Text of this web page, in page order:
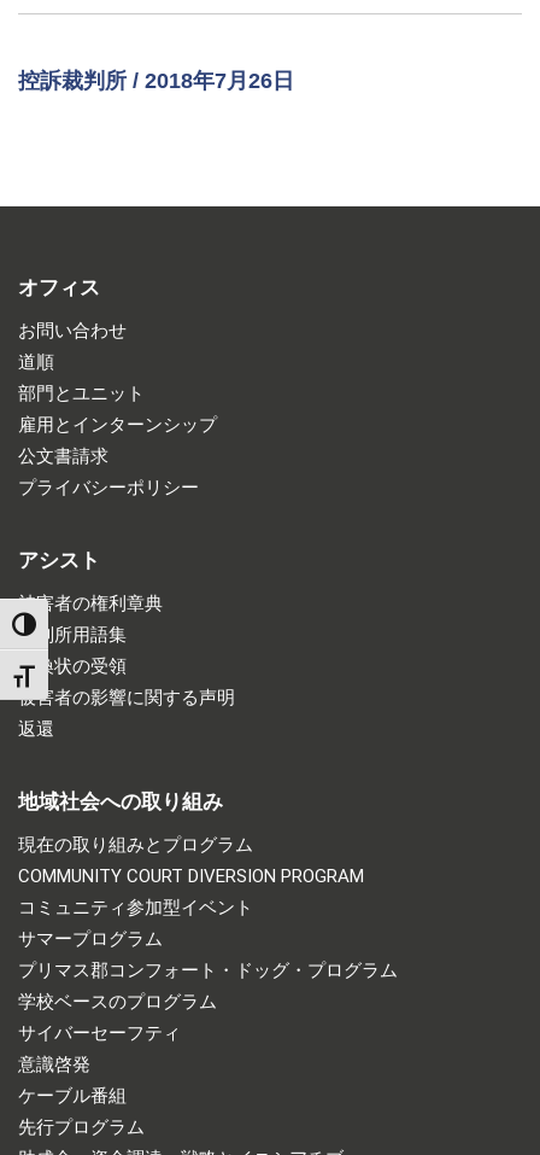
TOGGLE HIGH CONTRAST
TOGGLE FONT SIZE
控訴裁判所 / 2018年7月26日
オフィス
お問い合わせ
道順
部門とユニット
雇用とインターンシップ
公文書請求
プライバシーポリシー
アシスト
被害者の権利章典
裁判所用語集
召喚状の受領
被害者の影響に関する声明
返還
地域社会への取り組み
現在の取り組みとプログラム
COMMUNITY COURT DIVERSION PROGRAM
コミュニティ参加型イベント
サマープログラム
プリマス郡コンフォート・ドッグ・プログラム
学校ベースのプログラム
サイバーセーフティ
意識啓発
ケーブル番組
先行プログラム